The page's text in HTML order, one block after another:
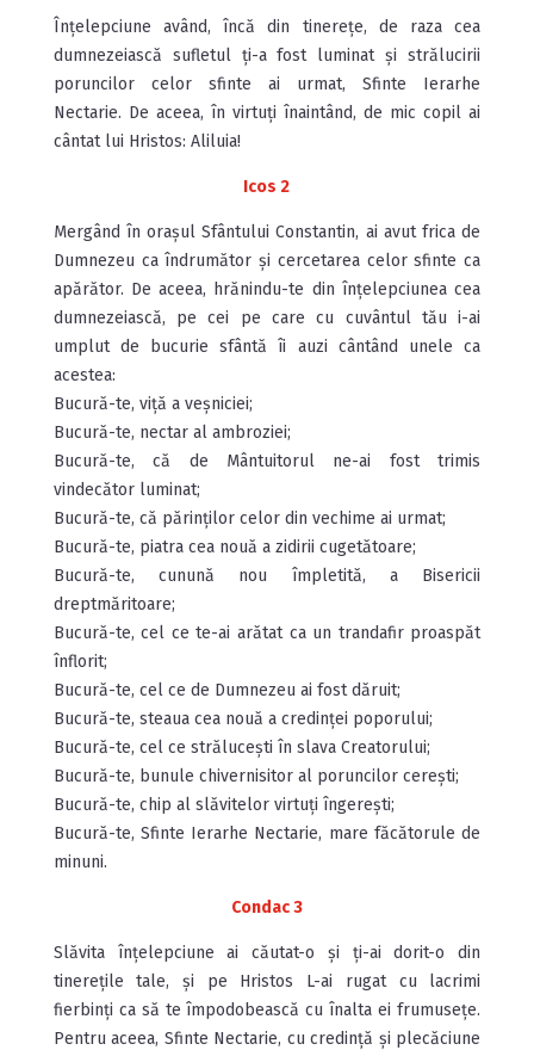
Înțelepciune având, încă din tinerețe, de raza cea
dumnezeiască sufletul ți-a fost luminat și strălucirii
poruncilor celor sfinte ai urmat, Sfinte Ierarhe
Nectarie. De aceea, în virtuți înaintând, de mic copil ai
cântat lui Hristos: Aliluia!
Icos 2
Mergând în orașul Sfântului Constantin, ai avut frica de
Dumnezeu ca îndrumător și cercetarea celor sfinte ca
apă­rător. De aceea, hrănindu-te din înțelepciunea cea
dumnezeiască, pe cei pe care cu cuvântul tău i-ai
umplut de bucurie sfântă îi auzi cântând unele ca
acestea:
Bucură-te, viță a veșniciei;
Bucură-te, nectar al ambroziei;
Bucură-te, că de Mântuitorul ne-ai fost trimis
vindecător luminat;
Bucură-te, că părinților celor din vechime ai urmat;
Bucură-te, piatra cea nouă a zidirii cugetătoare;
Bucură-te, cunună nou împletită, a Bisericii
dreptmăritoare;
Bucură-te, cel ce te-ai arătat ca un trandafir proaspăt
înflorit;
Bucură-te, cel ce de Dumnezeu ai fost dăruit;
Bucură-te, steaua cea nouă a credinței poporului;
Bucură-te, cel ce strălucești în slava Creatorului;
Bucură-te, bunule chivernisitor al poruncilor cerești;
Bucură-te, chip al slăvitelor virtuți îngerești;
Bucură-te, Sfinte Ierarhe Nectarie, mare făcătorule de
minuni.
Condac 3
Slăvita înțelepciune ai căutat-o și ți-ai dorit-o din
tinerețile tale, și pe Hristos L-ai rugat cu lacrimi
fierbinți ca să te împodobească cu înalta ei frumusețe.
Pentru aceea, Sfinte Nectarie, cu credință și plecăciune